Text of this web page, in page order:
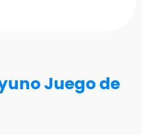
Juego de